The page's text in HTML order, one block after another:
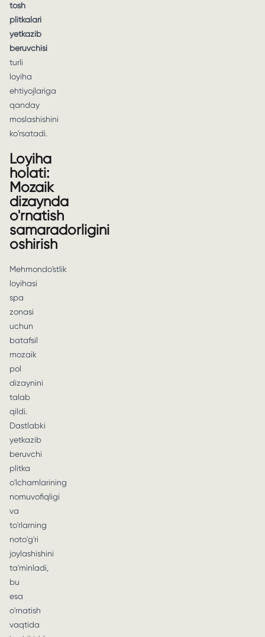
tosh
plitkalari
yetkazib
beruvchisi
turli
loyiha
ehtiyojlariga
qanday
moslashishini
ko'rsatadi.
Loyiha
holati:
Mozaik
dizaynda
o'rnatish
samaradorligini
oshirish
Mehmondo'stlik
loyihasi
spa
zonasi
uchun
batafsil
mozaik
pol
dizaynini
talab
qildi.
Dastlabki
yetkazib
beruvchi
plitka
o'lchamlarining
nomuvofiqligi
va
to'rlarning
noto'g'ri
joylashishini
ta'minladi,
bu
esa
o'rnatish
vaqtida